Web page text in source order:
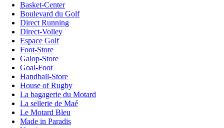
Basket-Center
Boulevard du Golf
Direct Running
Direct-Volley
Espace Golf
Foot-Store
Galop-Store
Goal-Foot
Handball-Store
House of Rugby
La bagagerie du Motard
La sellerie de Maé
Le Motard Bleu
Made in Paradis